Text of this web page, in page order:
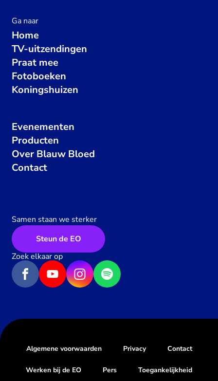
Ga naar
Home
TV-uitzendingen
Praat mee
Fotoboeken
Koningshuizen
Evenementen
Producten
Over Blauw Bloed
Contact
Samen staan we sterker
Steun de EO
Zoek elkaar op
Algemene voorwaarden Privacy Contact
Werken bij de EO Pers Toegankelijkheid